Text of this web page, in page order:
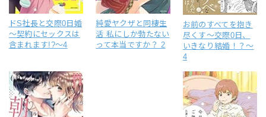
ドS社長と交際0日婚
～契約にセックスは
含まれます!?～4
純愛ヤクザと同棲生
活 私にしか勃たない
って本当ですか？ 2
お前のすべてを抱き
尽くす～交際0日、
いきなり結婚！？～
4